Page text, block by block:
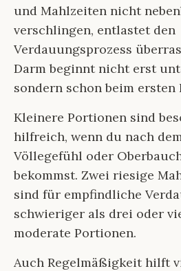
und Mahlzeiten nicht
verschlingen, entlastet den
Verdauungsprozess
Darm beginnt nicht erst
sondern schon beim ersten
Kleinere Portionen sind
hilfreich, wenn du nach
Völlegefühl oder
bekommst. Zwei riesige
sind für empfindliche
schwieriger als drei oder
moderate Portionen.
Auch Regelmäßigkeit hilft